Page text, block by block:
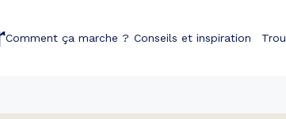
Comment ça marche ? Conseils et inspiration